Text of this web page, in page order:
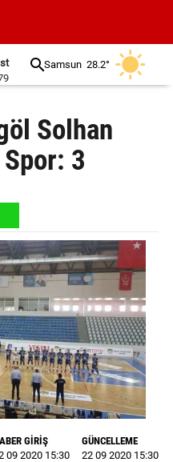
Samsun 28.2°
Solhan
3
GİRİŞ
09 2020 15:30
GÜNCELLEME
22 09 2020 15:30